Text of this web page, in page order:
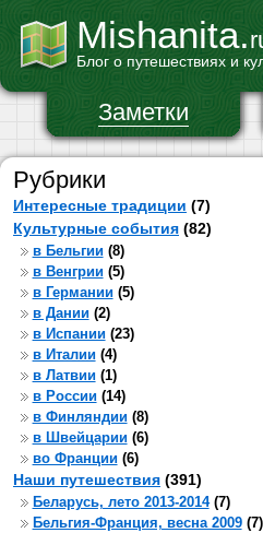
Mishanita.
Блог о путешествиях и
Заметки
Рубрики
Интересные традиции (7)
Культурные события (82)
в Бельгии(8)
в Венгрии(5)
в Германии(5)
в Дании(2)
в Испании(23)
в Италии(4)
в Латвии(1)
в России(14)
в Финляндии(8)
в Швейцарии(6)
во Франции(6)
Наши путешествия (391)
Беларусь, лето 2013-2014(7)
Бельгия-Франция, весна 2009(7)